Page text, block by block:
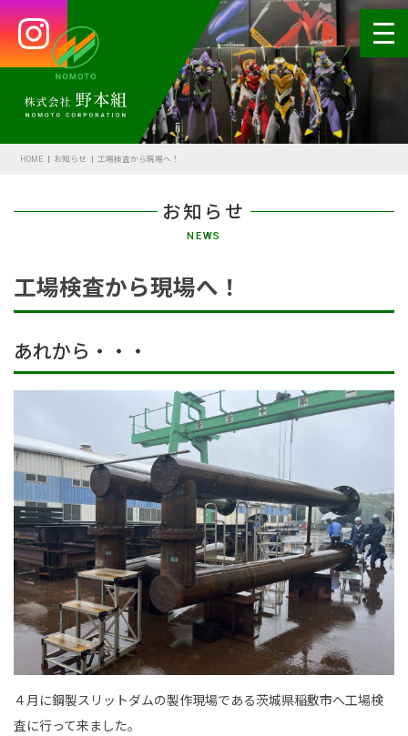
お知らせ
NEWS
HOME お知らせ 工場検査から現場へ！
工場検査から現場へ！
あれから・・・
４月に鋼製スリットダムの製作現場である茨城県稲敷市へ工場検
査に行って来ました。
HOME
代表あいさつ
会社概要・沿革
受賞歴
土木部門
建築部門
融雪部門
アグリ事業部
お知らせ
採用情報
採用メッセージ